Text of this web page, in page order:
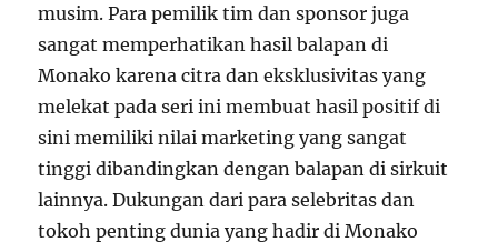
musim. Para pemilik tim dan sponsor juga
sangat memperhatikan hasil balapan di
Monako karena citra dan eksklusivitas yang
melekat pada seri ini membuat hasil positif di
sini memiliki nilai marketing yang sangat
tinggi dibandingkan dengan balapan di sirkuit
lainnya. Dukungan dari para selebritas dan
tokoh penting dunia yang hadir di Monako